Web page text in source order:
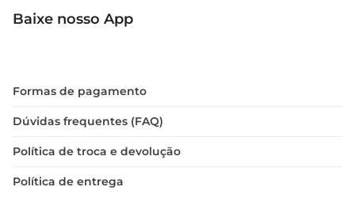
Baixe nosso App
Formas de pagamento
Dúvidas frequentes (FAQ)
Política de troca e devolução
Política de entrega